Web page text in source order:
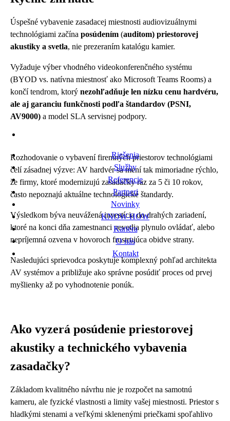
Riešenia
Služby
Referencie
Partneri
Novinky
KNOW-HOW
Kariéra
O nás
Kontakt
Úspešné vybavenie zasadacej miestnosti audiovizuálnymi
technológiami začína posúdením (auditom) priestorovej
akustiky a svetla, nie prezeraním katalógu kamier.
Vyžaduje výber vhodného videokonferenčného systému
(BYOD vs. natívna miestnosť ako Microsoft Teams Rooms) a
končí tendrom, ktorý nezohľadňuje len nízku cenu hardvéru,
ale aj garanciu funkčnosti podľa štandardov (PSNI,
AV9000) a model SLA servisnej podpory.
Rozhodovanie o vybavení firemných priestorov technológiami
čelí zásadnej výzve: AV hardvér sa mení tak mimoriadne rýchlo,
že firmy, ktoré modernizujú zasadačky raz za 5 či 10 rokov,
často nepoznajú aktuálne technologické štandardy.
Výsledkom býva neuvážená investícia do drahých zariadení,
ktoré na konci dňa zamestnanci nevedia plynulo ovládať, alebo
nepríjemná ozvena v hovoroch frustrujúca obidve strany.
Nasledujúci sprievodca poskytuje komplexný pohľad architekta
AV systémov a približuje ako správne posúdiť proces od prvej
myšlienky až po vyhodnotenie ponúk.
Ako vyzerá posúdenie priestorovej
akustiky a technického vybavenia
zasadačky?
Základom kvalitného návrhu nie je rozpočet na samotnú
kameru, ale fyzické vlastnosti a limity vašej miestnosti. Priestor s
hladkými stenami a veľkými sklenenými priečkami spoľahlivo